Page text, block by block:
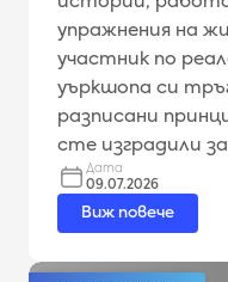
упражнения на
участник по
уъркшопа си
разписани
сте изградили
Дата
09.07.2026
Виж повече